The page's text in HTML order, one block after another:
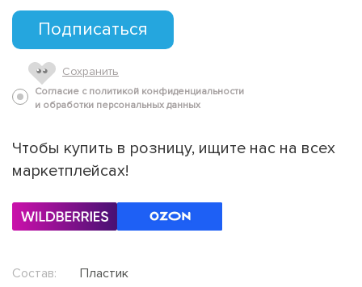
Подписаться
Сохранить
Согласие с политикой конфиденциальности
и обработки персональных данных
Чтобы купить в розницу, ищите нас на всех
маркетплейсах!
Состав: Пластик